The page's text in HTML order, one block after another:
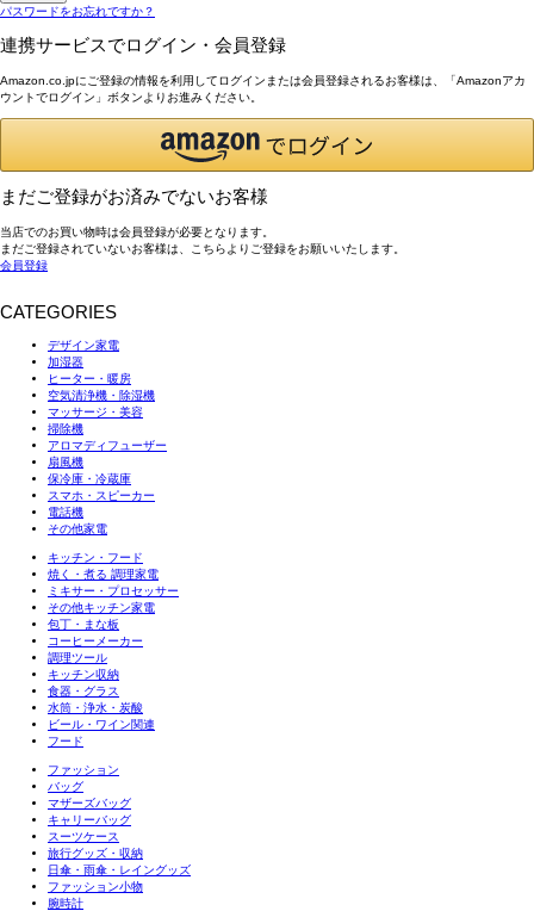
パスワードをお忘れですか？
連携サービスでログイン・会員登録
Amazon.co.jpにご登録の情報を利用してログインまたは会員登録されるお客様は、「Amazonアカ
ウントでログイン」ボタンよりお進みください。
まだご登録がお済みでないお客様
当店でのお買い物時は会員登録が必要となります。
まだご登録されていないお客様は、こちらよりご登録をお願いいたします。
会員登録
CATEGORIES
デザイン家電
加湿器
ヒーター・暖房
空気清浄機・除湿機
マッサージ・美容
掃除機
アロマディフューザー
扇風機
保冷庫・冷蔵庫
スマホ・スピーカー
電話機
その他家電
キッチン・フード
焼く・煮る 調理家電
ミキサー・プロセッサー
その他キッチン家電
包丁・まな板
コーヒーメーカー
調理ツール
キッチン収納
食器・グラス
水筒・浄水・炭酸
ビール・ワイン関連
フード
ファッション
バッグ
マザーズバッグ
キャリーバッグ
スーツケース
旅行グッズ・収納
日傘・雨傘・レイングッズ
ファッション小物
腕時計